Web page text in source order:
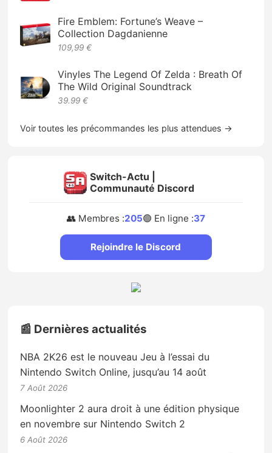
Fire Emblem: Fortune’s Weave –
Collection Dagdanienne
109,99 €
Vinyles The Legend Of Zelda : Breath Of
The Wild Original Soundtrack
39.99 €
Voir toutes les précommandes les plus attendues →
Switch-Actu |
Communauté Discord
👥 Membres :205🟢 En ligne :37
Rejoindre le Discord
📰 Dernières actualités
NBA 2K26 est le nouveau Jeu à l’essai du
Nintendo Switch Online, jusqu’au 14 août
7 Août 2026
Moonlighter 2 aura droit à une édition physique
en novembre sur Nintendo Switch 2
6 Août 2026